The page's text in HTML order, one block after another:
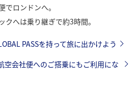
でロンドンへ。
クへは乗り継ぎで約3時間。
PASSを持って旅に出かけよう
空会社便へのご搭乗にもご利用にな